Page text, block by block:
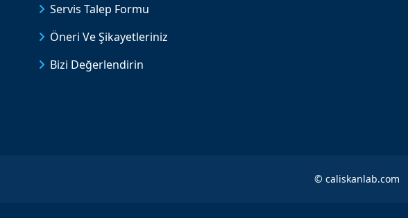
Servis Talep Formu
Öneri Ve Şikayetleriniz
Bizi Değerlendirin
© caliskanlab.com